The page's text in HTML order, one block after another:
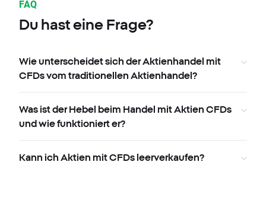
FAQ
Du hast eine Frage?
Wie unterscheidet sich der Aktienhandel mit
CFDs vom traditionellen Aktienhandel?
Was ist der Hebel beim Handel mit Aktien CFDs
und wie funktioniert er?
Kann ich Aktien mit CFDs leerverkaufen?